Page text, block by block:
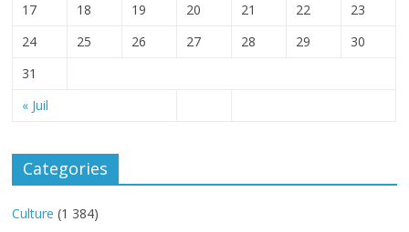
« Juil
17
18 19 20 21 22
23
24
25 26 27 28 29
30
31
Categories
Culture (1 384)